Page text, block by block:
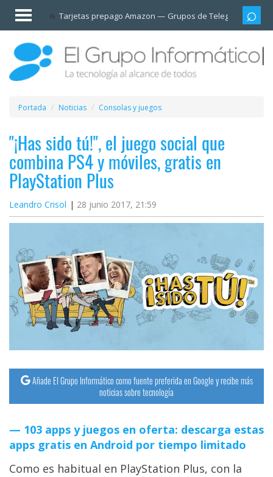
Tarjetas prepago Amazon Grupos de Telegram
Invitado
Iniciar
sesión /
Registrarse
Esenciales
Móviles
Ofertas
Apps
Redes
sociales
Plataformas
streaming
Operadores
Trucos
Tutoriales
Sistemas
operativos
Portada Noticias Consolas y juegos
"¡Has sido tú!", el juego social que
combina PS4 y móviles, gratis en
PlayStation Plus
Leandro Crisol 28 junio 2017, 21:59
Añade El Grupo Informático como fuente preferida en Google y recibe más
noticias sobre tecnología
103 apps y juegos en oferta: descarga estas
apps gratis en Android por tiempo limitado
Como es habitual en PlayStation Plus, con la